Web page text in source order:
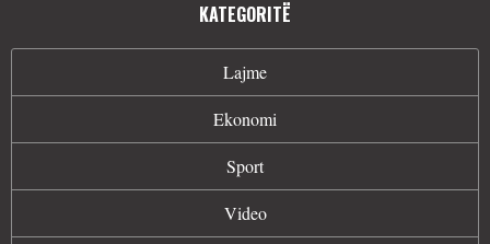
KATEGORITË
Lajme
Ekonomi
Sport
Video